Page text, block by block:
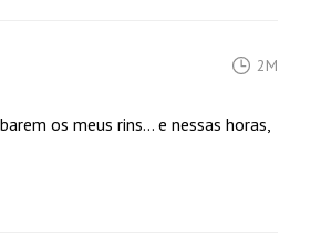
2M
os meus rins... e nessas horas,